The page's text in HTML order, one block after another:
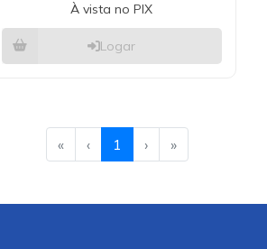
À vista no PIX
Logar
« ‹ 1 › »